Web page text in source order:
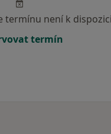
termínu není k dispozici
termín